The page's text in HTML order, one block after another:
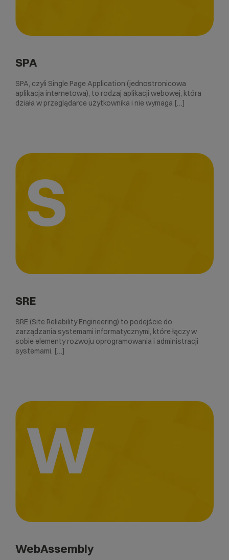
SPA
SPA, czyli Single Page Application (jednostronicowa
aplikacja internetowa), to rodzaj aplikacji webowej, która
działa w przeglądarce użytkownika i nie wymaga […]
S
SRE
SRE (Site Reliability Engineering) to podejście do
zarządzania systemami informatycznymi, które łączy w
sobie elementy rozwoju oprogramowania i administracji
systemami. […]
W
WebAssembly